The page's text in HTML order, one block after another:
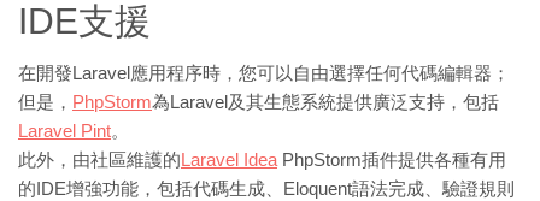
IDE支援
在開發Laravel應用程序時，您可以自由選擇任何代碼編輯器；
但是， PhpStorm為Laravel及其生態系統提供廣泛支持，包括
Laravel Pint。
此外，由社區維護的Laravel IdeaPhpStorm插件提供各種有用
的IDE增強功能，包括代碼生成、Eloquent語法完成、驗證規則